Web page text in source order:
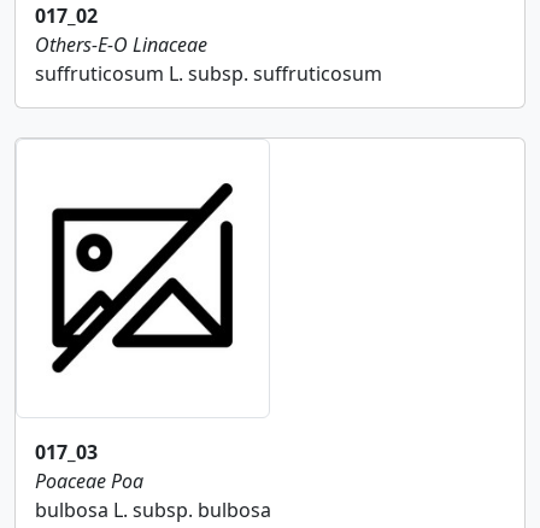
017_02
Others-E-O Linaceae
suffruticosum L. subsp. suffruticosum
017_03
PoaceaePoa
bulbosa L. subsp. bulbosa